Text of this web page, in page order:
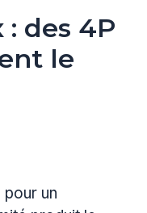
des 4P
le
un